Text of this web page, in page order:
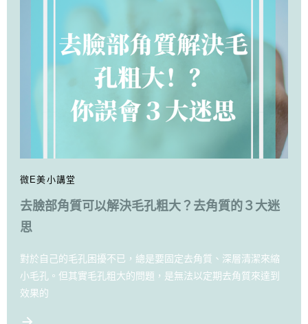
微E美小講堂
去臉部角質可以解決毛孔粗大？去角質的３大迷
思
對於自己的毛孔困擾不已，總是要固定去角質、深層清潔來縮
小毛孔。但其實毛孔粗大的問題，是無法以定期去角質來達到
效果的